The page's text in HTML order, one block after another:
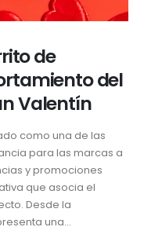
de
del
Valentín
como una de las
para las marcas a
y promociones
que asocia el
Desde la
una...